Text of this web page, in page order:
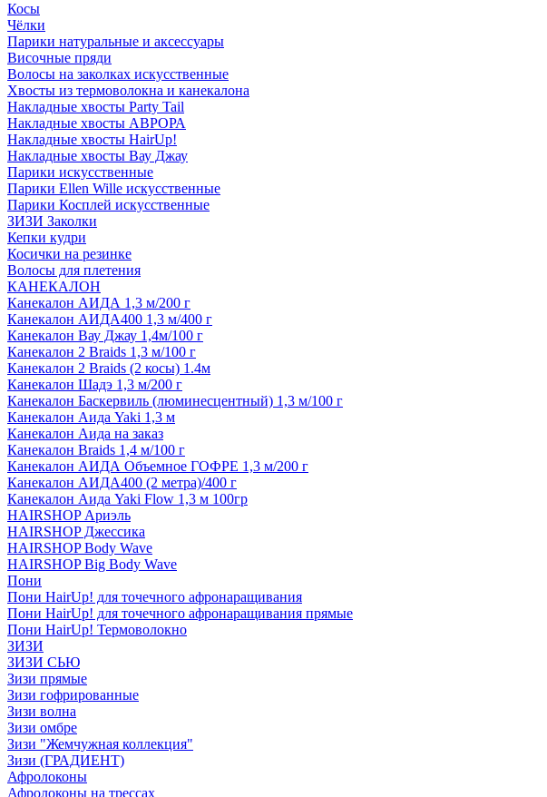
Косы
Чёлки
Парики натуральные и аксессуары
Височные пряди
Волосы на заколках искусственные
Хвосты из термоволокна и канекалона
Накладные хвосты Party Tail
Накладные хвосты АВРОРА
Накладные хвосты HairUp!
Накладные хвосты Вау Джау
Парики искусственные
Парики Ellen Wille искусственные
Парики Косплей искусственные
ЗИЗИ Заколки
Кепки кудри
Косички на резинке
Волосы для плетения
КАНЕКАЛОН
Канекалон АИДА 1,3 м/200 г
Канекалон АИДА400 1,3 м/400 г
Канекалон Вау Джау 1,4м/100 г
Канекалон 2 Braids 1,3 м/100 г
Канекалон 2 Braids (2 косы) 1.4м
Канекалон Шадэ 1,3 м/200 г
Канекалон Баскервиль (люминесцентный) 1,3 м/100 г
Канекалон Аида Yaki 1,3 м
Канекалон Аида на заказ
Канекалон Braids 1,4 м/100 г
Канекалон АИДА Объемное ГОФРЕ 1,3 м/200 г
Канекалон АИДА400 (2 метра)/400 г
Канекалон Аида Yaki Flow 1,3 м 100гр
HAIRSHOP Ариэль
HAIRSHOP Джессика
HAIRSHOP Body Wave
HAIRSHOP Big Body Wave
Пони
Пони HairUp! для точечного афронаращивания
Пони HairUp! для точечного афронаращивания прямые
Пони HairUp! Термоволокно
ЗИЗИ
ЗИЗИ СЬЮ
Зизи прямые
Зизи гофрированные
Зизи волна
Зизи омбре
Зизи "Жемчужная коллекция"
Зизи (ГРАДИЕНТ)
Афролоконы
Афролоконы на трессах